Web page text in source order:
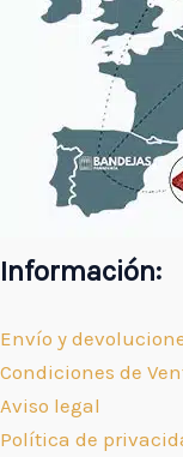
Información:
Envío y
Condiciones de
Aviso legal
Política de